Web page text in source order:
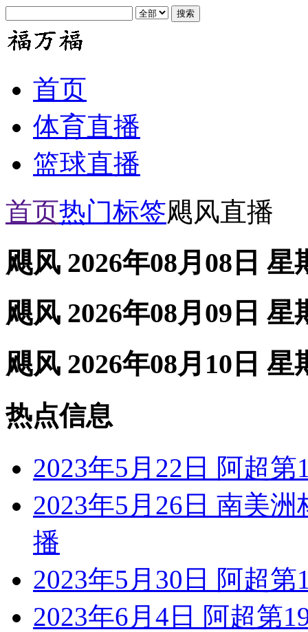
首页
体育直播
篮球直播
首页热门标签飓风直播
飓风 2026年08月08日 星
飓风 2026年08月09日 星
飓风 2026年08月10日 星
热点信息
2023年5月22日 阿超
2023年5月26日 南美
播
2023年5月30日 阿超
2023年6月4日 阿超第